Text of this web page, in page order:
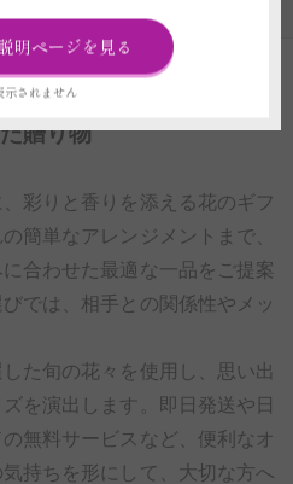
に贈る花のギフト特集｜
贈り物
彩りと香りを添える花のギフ
簡単なアレンジメントまで、
合わせた最適な一品をご提案
では、相手との関係性やメッ
た旬の花々を使用し、思い出
を演出します。即日発送や日
無料サービスなど、便利なオ
持ちを形にして、大切な方へ
明ページを見る
示されません